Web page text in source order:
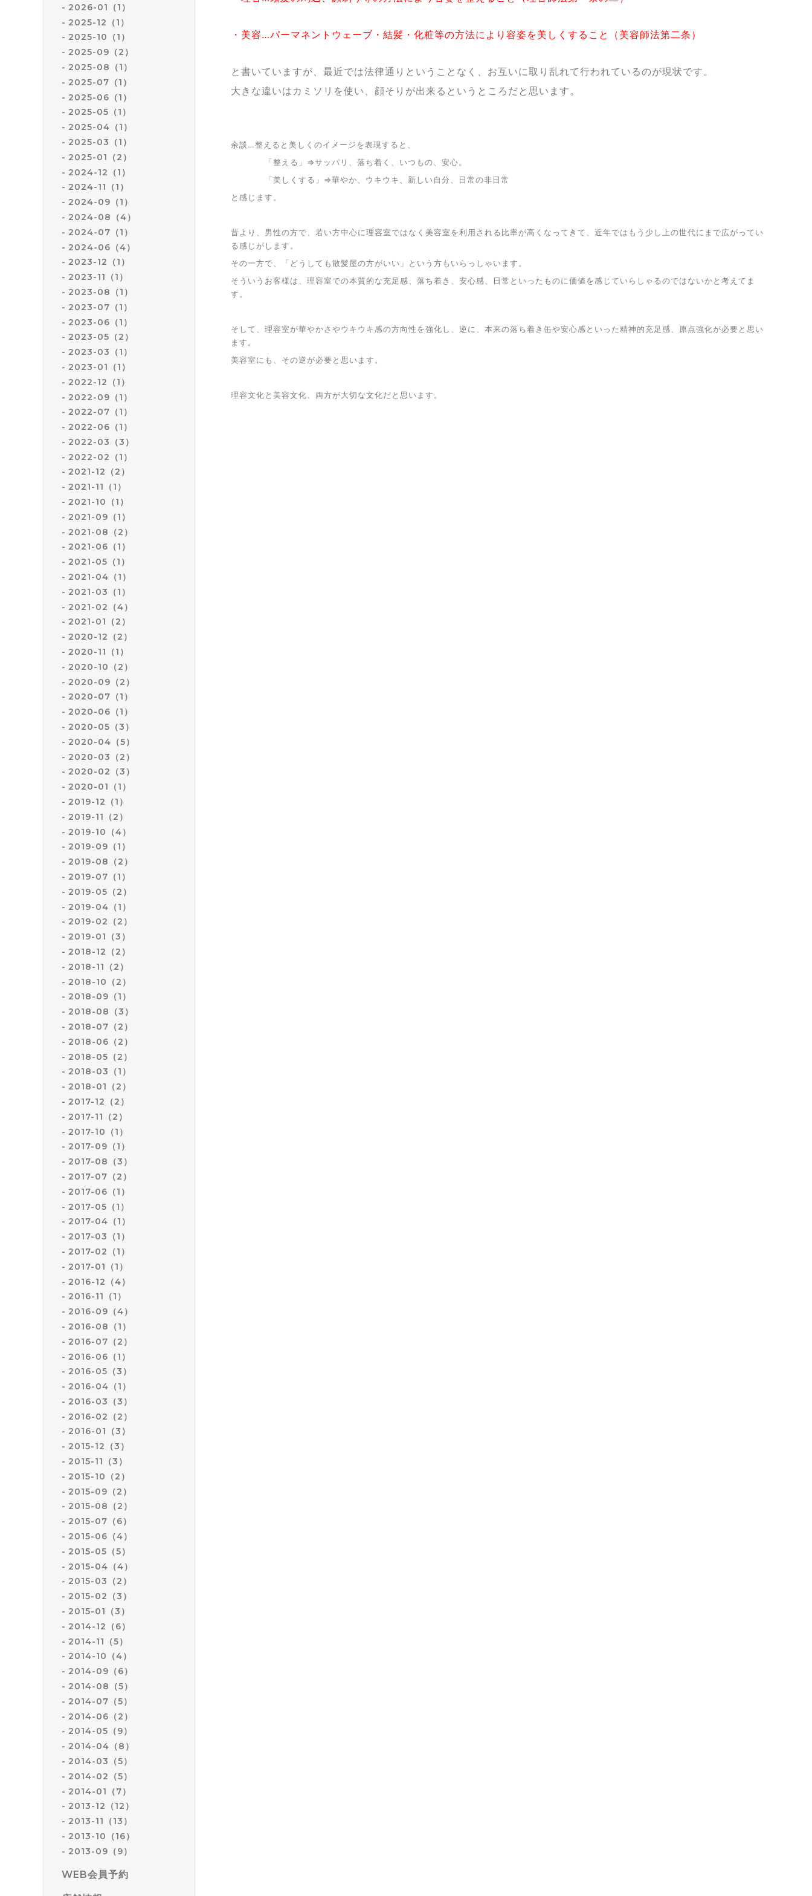
2026-01（1）
2025-12（1）
2025-10（1）
2025-09（2）
2025-08（1）
2025-07（1）
2025-06（1）
2025-05（1）
2025-04（1）
2025-03（1）
2025-01（2）
2024-12（1）
2024-11（1）
2024-09（1）
2024-08（4）
2024-07（1）
2024-06（4）
2023-12（1）
2023-11（1）
2023-08（1）
2023-07（1）
2023-06（1）
2023-05（2）
2023-03（1）
2023-01（1）
2022-12（1）
2022-09（1）
2022-07（1）
2022-06（1）
2022-03（3）
2022-02（1）
2021-12（2）
2021-11（1）
2021-10（1）
2021-09（1）
2021-08（2）
2021-06（1）
2021-05（1）
2021-04（1）
2021-03（1）
2021-02（4）
2021-01（2）
2020-12（2）
2020-11（1）
2020-10（2）
2020-09（2）
2020-07（1）
2020-06（1）
2020-05（3）
2020-04（5）
2020-03（2）
2020-02（3）
2020-01（1）
2019-12（1）
2019-11（2）
2019-10（4）
2019-09（1）
2019-08（2）
2019-07（1）
2019-05（2）
2019-04（1）
2019-02（2）
2019-01（3）
2018-12（2）
2018-11（2）
2018-10（2）
2018-09（1）
2018-08（3）
2018-07（2）
2018-06（2）
2018-05（2）
2018-03（1）
2018-01（2）
2017-12（2）
2017-11（2）
2017-10（1）
2017-09（1）
2017-08（3）
2017-07（2）
2017-06（1）
2017-05（1）
2017-04（1）
2017-03（1）
2017-02（1）
2017-01（1）
2016-12（4）
2016-11（1）
2016-09（4）
2016-08（1）
2016-07（2）
2016-06（1）
2016-05（3）
2016-04（1）
2016-03（3）
2016-02（2）
2016-01（3）
2015-12（3）
2015-11（3）
2015-10（2）
2015-09（2）
2015-08（2）
2015-07（6）
2015-06（4）
2015-05（5）
2015-04（4）
2015-03（2）
2015-02（3）
2015-01（3）
2014-12（6）
2014-11（5）
2014-10（4）
2014-09（6）
2014-08（5）
2014-07（5）
2014-06（2）
2014-05（9）
2014-04（8）
2014-03（5）
2014-02（5）
2014-01（7）
2013-12（12）
2013-11（13）
2013-10（16）
2013-09（9）
WEB会員予約
・美容…パーマネントウェーブ・結髪・化粧等の方法により容姿を美しくすること（美容師法第二条）
と書いていますが、最近では法律通りということなく、お互いに取り乱れて行われているのが現状です。
大きな違いはカミソリを使い、顔そりが出来るというところだと思います。
余談…整えると美しくのイメージを表現すると、
「整える」⇒サッパリ、落ち着く、いつもの、安心。
「美しくする」⇒華やか、ウキウキ、新しい自分、日常の非日常
と感じます。
昔より、男性の方で、若い方中心に理容室ではなく美容室を利用される比率が高くなってきて、近年ではもう少し上の世代にまで広がってい
る感じがします。
その一方で、「どうしても散髪屋の方がいい」という方もいらっしゃいます。
そういうお客様は、理容室での本質的な充足感、落ち着き、安心感、日常といったものに価値を感じていらしゃるのではないかと考えてま
す。
そして、理容室が華やかさやウキウキ感の方向性を強化し、逆に、本来の落ち着き缶や安心感といった精神的充足感、原点強化が必要と思い
ます。
美容室にも、その逆が必要と思います。
理容文化と美容文化、両方が大切な文化だと思います。